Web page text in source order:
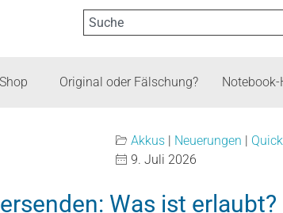
Original oder Fälschung? Notebook-
Akkus| Neuerungen |
9. Juli 2026
Was ist